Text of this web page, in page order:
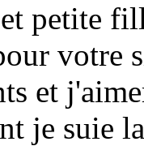
petite
votre
et
je suie